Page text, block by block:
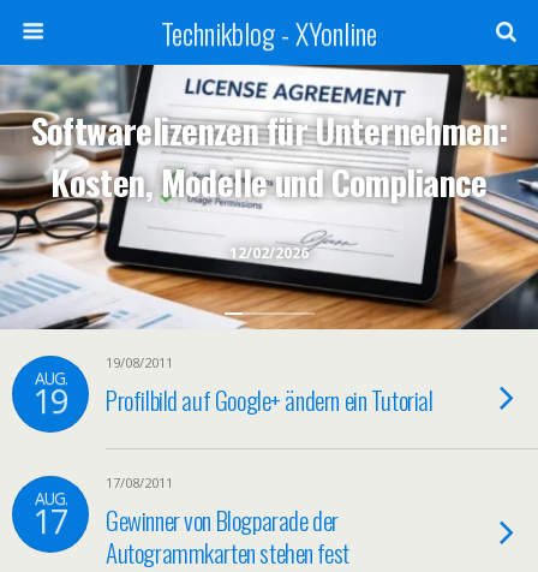
Technikblog - XYonline
12/02/2026
Softwarelizenzen für Unternehmen:
Kosten, Modelle und Compliance
AUG.
19
19/08/2011
Profilbild auf Google+ ändern ein Tutorial
AUG.
17
17/08/2011
Gewinner von Blogparade der
Autogrammkarten stehen fest